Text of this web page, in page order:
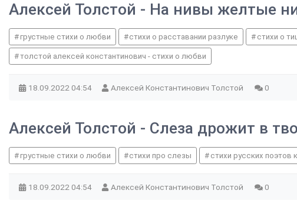
Алексей Толстой - На нивы желтые
грустные стихи о любви стихи о расставании разлуке стихи о
толстой алексей константинович - стихи о любви
18.09.2022 04:54 Алексей Константинович Толстой 0
Алексей Толстой - Слеза дрожит в
грустные стихи о любви стихи про слезы стихи русских поэтов
18.09.2022 04:54 Алексей Константинович Толстой 0